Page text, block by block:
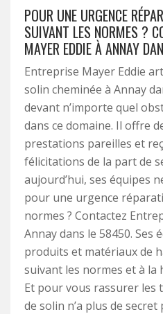
POUR UNE URGENCE
SUIVANT LES NORMES ?
MAYER EDDIE À ANNAY
Entreprise Mayer Eddie
solin cheminée à Annay
devant n’importe quel
dans ce domaine. Il offre
prestations pareilles et
félicitations de la part de
aujourd’hui, ses équipes
pour une urgence
normes ? Contactez
Annay dans le 58450. Ses
produits et matériaux de
suivant les normes et à la
Et pour vous rassurer les
de solin n’a plus de